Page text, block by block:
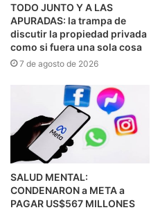
TODO JUNTO Y A LAS
APURADAS: la trampa de
discutir la propiedad privada
como si fuera una sola cosa
7 de agosto de 2026
SALUD MENTAL:
CONDENARON a META a
PAGAR US$567 MILLONES